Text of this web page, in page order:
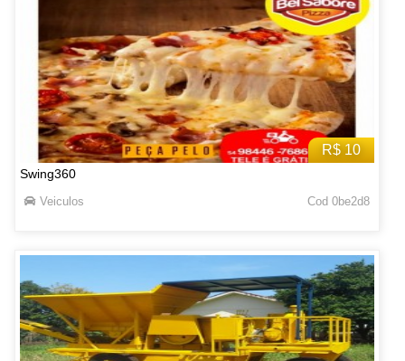
R$ 10
Swing360
Veiculos Cod 0be2d8